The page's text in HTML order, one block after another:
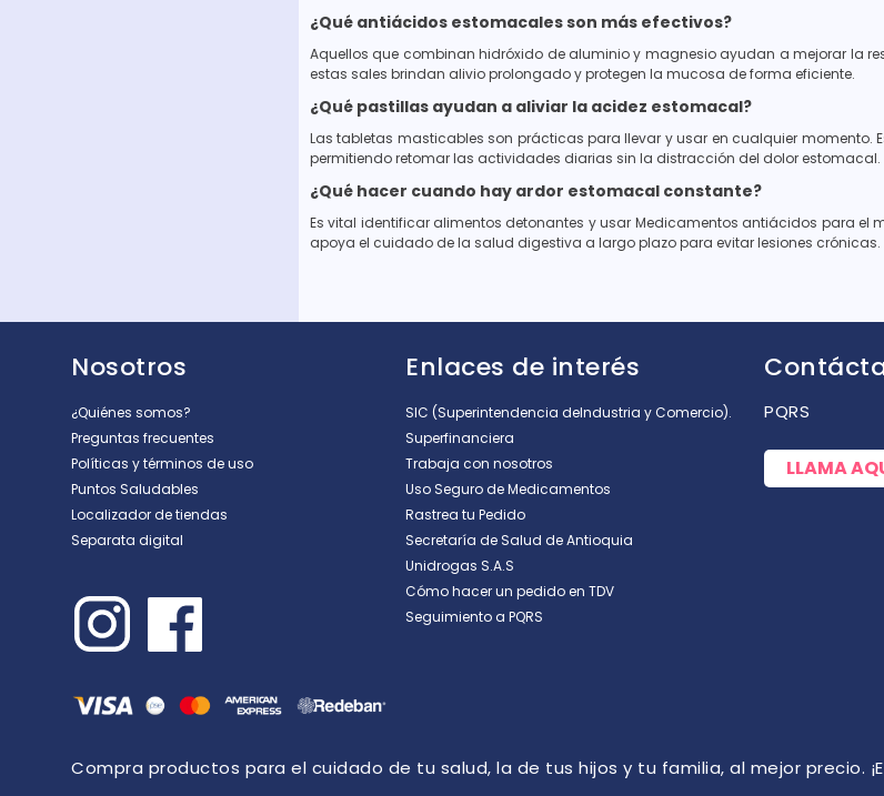
¿Qué antiácidos estomacales son más efectivos?
Aquellos que combinan hidróxido de aluminio y magnesio ayudan a mejorar la
estas sales brindan alivio prolongado y protegen la mucosa de forma eficiente.
¿Qué pastillas ayudan a aliviar la acidez estomacal?
Las tabletas masticables son prácticas para llevar y usar en cualquier momento.
permitiendo retomar las actividades diarias sin la distracción del dolor estomacal.
¿Qué hacer cuando hay ardor estomacal constante?
Es vital identificar alimentos detonantes y usar Medicamentos antiácidos para el
apoya el cuidado de la salud digestiva a largo plazo para evitar lesiones crónicas.
Nosotros
¿Quiénes somos?
Preguntas frecuentes
Políticas y términos de uso
Puntos Saludables
Localizador de tiendas
Separata digital
Enlaces de interés
SIC (Superintendencia deIndustria y Comercio).
Superfinanciera
Trabaja con nosotros
Uso Seguro de Medicamentos
Rastrea tu Pedido
Secretaría de Salud de Antioquia
Unidrogas S.A.S
Cómo hacer un pedido en TDV
Seguimiento a PQRS
PQRS
LLAMA
Compra productos para el cuidado de tu salud, la de tus hijos y tu familia, al mejor precio.